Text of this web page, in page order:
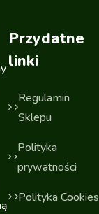
Przydatne
linki
Regulamin
Sklepu
Polityka
prywatności
Polityka Cookies